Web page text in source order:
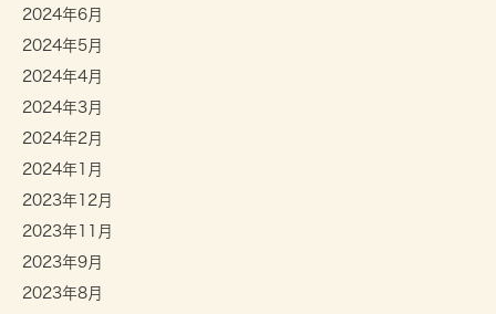
2024年6月
2024年5月
2024年4月
2024年3月
2024年2月
2024年1月
2023年12月
2023年11月
2023年9月
2023年8月